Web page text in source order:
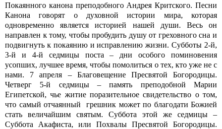
Покаянного канона преподобного Андрея Критского. Песни
Канона говорят о духовной истории мира, которая
одновременно является историей нашей души. Весь он
направлен к тому, чтобы пробудить душу от греховного сна и
подвигнуть к покаянию и исправлению жизни. Субботы 2-й,
3-й и 4-й седмицы поста – дни особого поминовения
усопших, лучшее время, чтобы помолиться о тех, кто уже не с
нами. 7 апреля – Благовещение Пресвятой Богородицы.
Четверг 5-й седмицы – память преподобной Марии
Египетской, чье житие поразительное свидетельство о том,
что самый отчаянный грешник может по благодати Божией
стать величайшим святым. Суббота этой же седмицы –
Суббота Акафиста, или Похвалы Пресвятой Богородицы.